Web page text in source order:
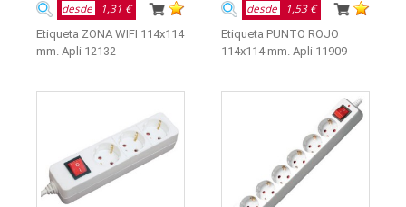
desde 1,31 €
Etiqueta ZONA WIFI 114x114
mm. Apli 12132
desde 1,53 €
Etiqueta PUNTO ROJO
114x114 mm. Apli 11909